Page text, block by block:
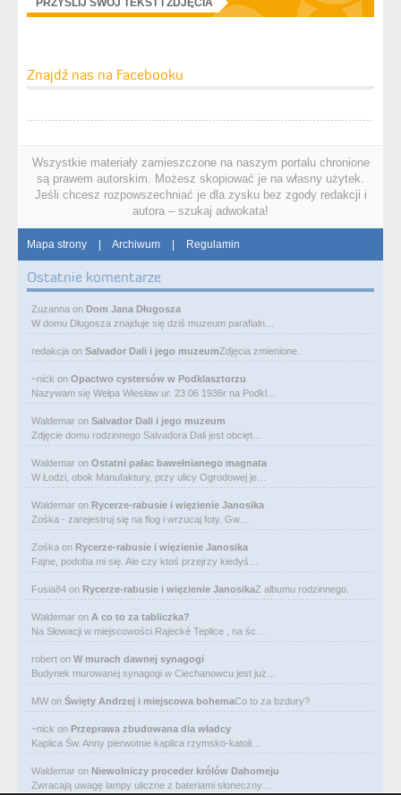
Znajdź nas na Facebooku
Wszystkie materiały zamieszczone na naszym portalu chronione
są prawem autorskim. Możesz skopiować je na własny użytek.
Jeśli chcesz rozpowszechniać je dla zysku bez zgody redakcji i
autora – szukaj adwokata!
Mapa strony | Archiwum | Regulamin
Ostatnie komentarze
Zuzanna on Dom Jana Długosza
W domu Długosza znajduje się dziś muzeum parafialn…
redakcja on Salvador Dali i jego muzeumZdjęcia zmienione.
~nick on Opactwo cystersów w Podklasztorzu
Nazywam się Wełpa Wiesław ur. 23 06 1936r na Podkl…
Waldemar on Salvador Dali i jego muzeum
Zdjęcie domu rodzinnego Salvadora Dali jest obcięt…
Waldemar on Ostatni pałac bawełnianego magnata
W Łodzi, obok Manufaktury, przy ulicy Ogrodowej je…
Waldemar on Rycerze-rabusie i więzienie Janosika
Zośka - zarejestruj się na flog i wrzucaj foty. Gw…
Zośka on Rycerze-rabusie i więzienie Janosika
Fajne, podoba mi się. Ale czy ktoś przejrzy kiedyś…
Fusia84 on Rycerze-rabusie i więzienie JanosikaZ albumu rodzinnego.
Waldemar on A co to za tabliczka?
Na Słowacji w miejscowości Rajecké Teplice , na śc…
robert on W murach dawnej synagogi
Budynek murowanej synagogi w Ciechanowcu jest już…
MW on Święty Andrzej i miejscowa bohemaCo to za bzdury?
~nick on Przeprawa zbudowana dla władcy
Kaplica Św. Anny pierwotnie kaplica rzymsko-katoli…
Waldemar on Niewolniczy proceder królów Dahomeju
Zwracają uwagę lampy uliczne z bateriami słoneczny…